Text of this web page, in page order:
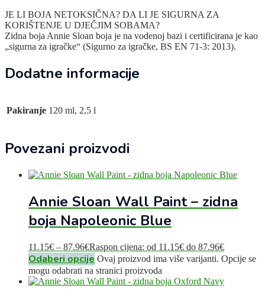
JE LI BOJA NETOKSIČNA? DA LI JE SIGURNA ZA
KORIŠTENJE U DJEČJIM SOBAMA?
Zidna boja Annie Sloan boja je na vodenoj bazi i certificirana je kao
„sigurna za igračke“ (Sigurno za igračke, BS EN 71-3: 2013).
Dodatne informacije
Pakiranje 120 ml, 2,5 l
Povezani proizvodi
Annie Sloan Wall Paint – zidna
boja Napoleonic Blue
11.15€ – 87.96€Raspon cijena: od 11.15€ do 87.96€
Odaberi opcije Ovaj proizvod ima više varijanti. Opcije se
mogu odabrati na stranici proizvoda